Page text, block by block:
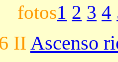
fotos1 2 3 4
II Ascenso